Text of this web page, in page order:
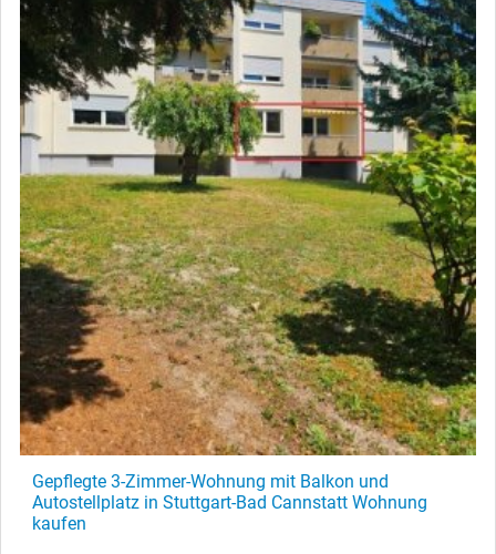
Gepflegte 3-Zimmer-Wohnung mit Balkon und
Autostellplatz in Stuttgart-Bad Cannstatt Wohnung
kaufen